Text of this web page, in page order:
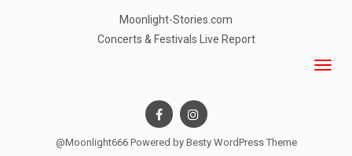
Moonlight-Stories.com
Concerts & Festivals Live Report
@Moonlight666 Powered by Besty WordPress Theme